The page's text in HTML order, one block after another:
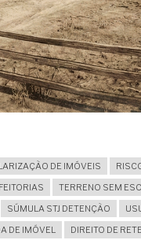
DE IMÓVEIS
TERRENO SEM
SÚMULA STJ DETENÇÃO
DE IMÓVEL
DIREITO DE